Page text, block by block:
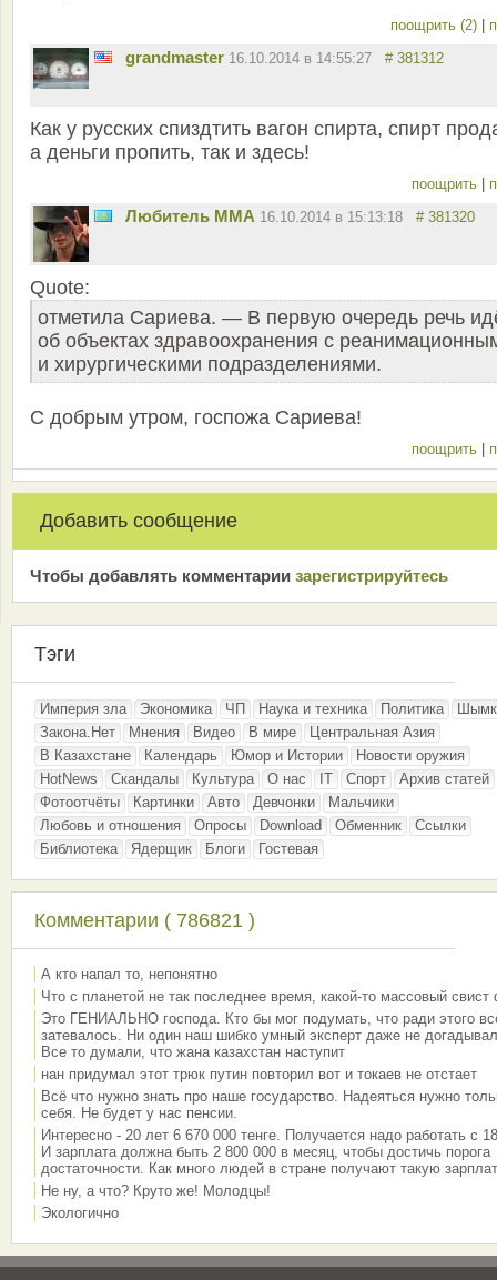
поощрить (2) |
grandmaster 16.10.2014 в 14:55:27 # 381312
Как у русских спиздтить вагон спирта, спирт
а деньги пропить, так и здесь!
поощрить |
Любитель ММА 16.10.2014 в 15:13:18 # 381320
Quote:
отметила Сариева. — В первую очередь речь
об объектах здравоохранения с
и хирургическими подразделениями.
С добрым утром, госпожа Сариева!
поощрить |
Добавить сообщение
Чтобы добавлять комментарии зарeгиcтрирyйтeсь
Тэги
Империя зла Экономика ЧП Наука и техника Политика
Закона.Нет
Мнения Видео В мире
Центральная Азия
В Казахстане
Календарь Юмор и Истории
Новости оружия
HotNews
Скандалы Культура О нас IT Спорт
Архив статей
Фотоотчёты
Картинки Авто Девчонки
Мальчики
Любовь и отношения
Опросы Download Обменник
Ссылки
Библиотека
Ядерщик Блоги Гостевая
Комментарии ( 786821 )
А кто напал то, непонятно
Что с планетой не так последнее время, какой-то массовый свист
Это ГЕНИАЛЬНО господа. Кто бы мог подумать, что ради этого
затевалось. Ни один наш шибко умный эксперт даже не
Все то думали, что жана казахстан наступит
нан придумал этот трюк путин повторил вот и токаев не отстает
Всё что нужно знать про наше государство. Надеяться нужно
себя. Не будет у нас пенсии.
Интересно - 20 лет 6 670 000 тенге. Получается надо работать с
И зарплата должна быть 2 800 000 в месяц, чтобы достичь порога
достаточности. Как много людей в стране получают такую
Не ну, а что? Круто же! Молодцы!
Экологично